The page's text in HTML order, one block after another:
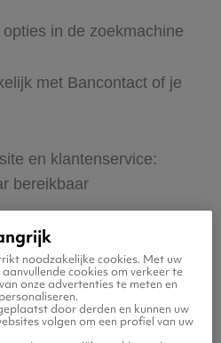
in de zoekmachine
met Bancontact of je
en klantenservice:
bereikbaar
en betalen
hotel of huurauto voor
noodzakelijke cookies. Met uw
cookies om verkeer te
onze advertenties te meten en
door derden en kunnen uw
volgen om een profiel van uw